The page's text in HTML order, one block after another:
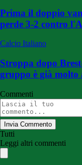
Prima il doppio
perde 3-2 contro
Calcio Italiano
Stroppa dopo
gruppo è già molto
Commenti
Invia Commento
Tutti
Leggi altri commenti